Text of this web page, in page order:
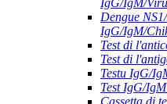
IgG/IgM/
Dengue
IgG/IgM/
Test di
Test di
Testu IgG/
Test IgG/